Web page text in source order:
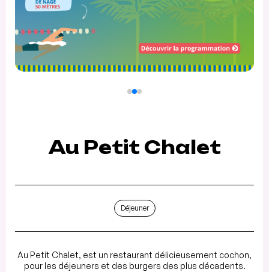
Au Petit Chalet
Déjeuner
Au Petit Chalet, est un restaurant délicieusement cochon,
pour les déjeuners et des burgers des plus décadents.